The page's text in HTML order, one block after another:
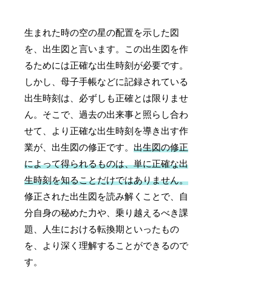
生まれた時の空の星の配置を示した図
を、出生図と言います。この出生図を作
るためには正確な出生時刻が必要です。
しかし、母子手帳などに記録されている
出生時刻は、必ずしも正確とは限りませ
ん。そこで、過去の出来事と照らし合わ
せて、より正確な出生時刻を導き出す作
業が、出生図の修正です。出生図の修正
によって得られるものは、単に正確な出
生時刻を知ることだけではありません。
修正された出生図を読み解くことで、自
分自身の秘めた力や、乗り越えるべき課
題、人生における転換期といったもの
を、より深く理解することができるので
す。